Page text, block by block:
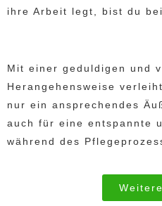
ihre Arbeit legt, bist du
Mit einer geduldigen und
Herangehensweise
nur ein ansprechendes
auch für eine entspannte
während des